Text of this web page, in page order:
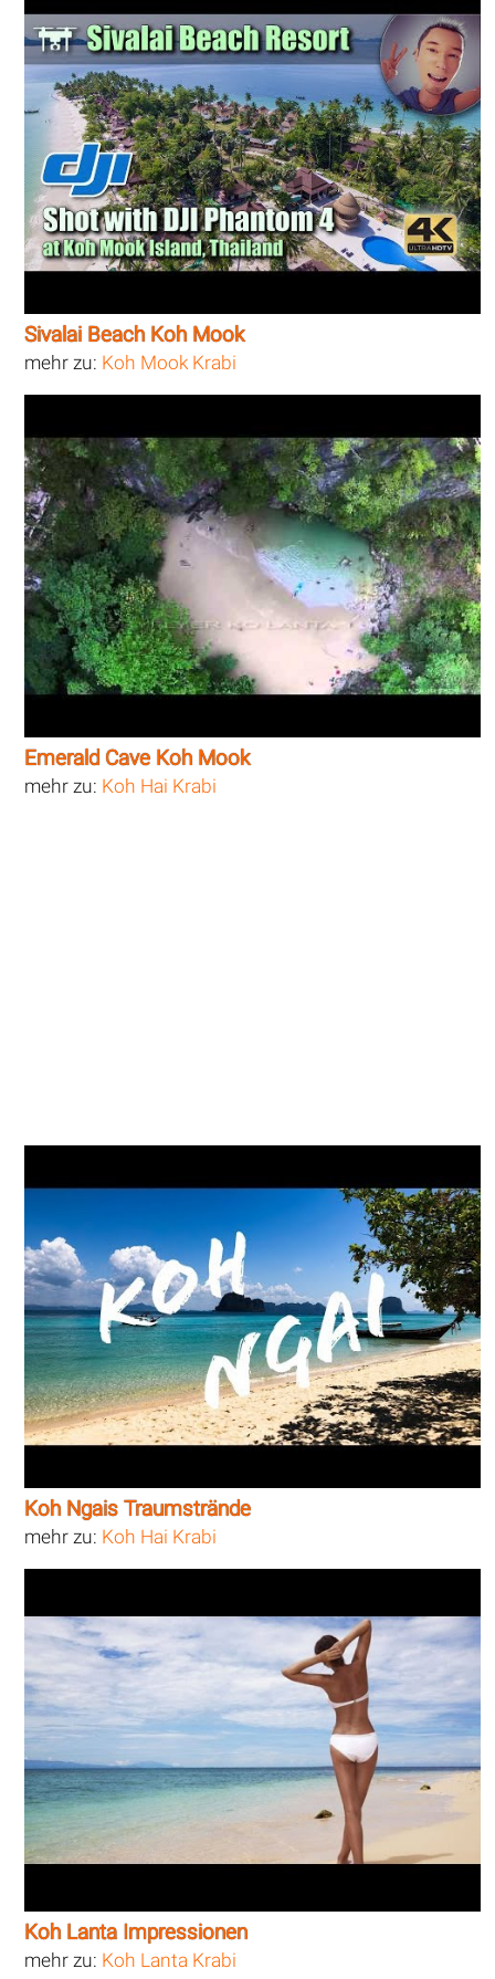
Sivalai Beach Koh Mook
mehr zu: Koh Mook Krabi
Emerald Cave Koh Mook
mehr zu: Koh Hai Krabi
Koh Ngais Traumstrände
mehr zu: Koh Hai Krabi
Koh Lanta Impressionen
mehr zu: Koh Lanta Krabi